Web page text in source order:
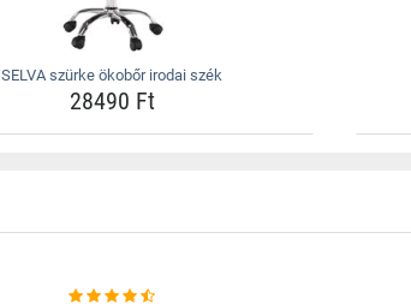
SELVA szürke ökobőr irodai szék
28490 Ft